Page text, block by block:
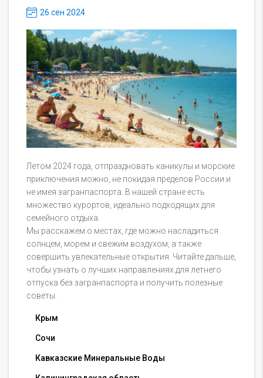
26 сен 2024
Летом 2024 года, отпраздновать каникулы и морские
приключения можно, не покидая пределов России и
не имея загранпаспорта. В нашей стране есть
множество курортов, идеально подходящих для
семейного отдыха.
Мы расскажем о местах, где можно насладиться
солнцем, морем и свежим воздухом, а также
совершить увлекательные открытия. Читайте дальше,
чтобы узнать о лучших направлениях для летнего
отпуска без загранпаспорта и получить полезные
советы.
Крым
Сочи
Кавказские Минеральные Воды